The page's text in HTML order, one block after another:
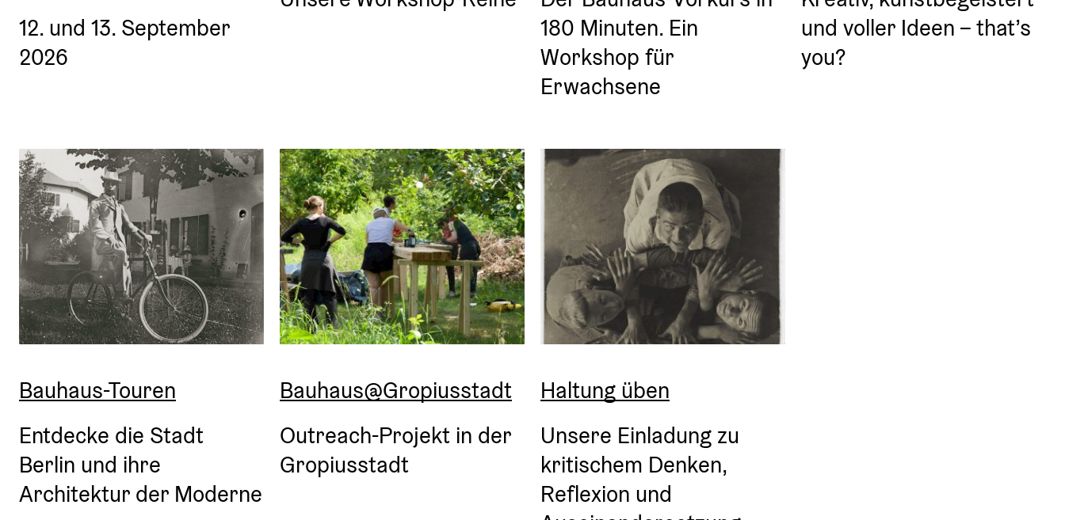
12. und 13. September
2026
180 Minuten. Ein
Workshop für
Erwachsene
und voller Ideen – that’s
you?
Bauhaus-Touren
Entdecke die Stadt
Berlin und ihre
Architektur der Moderne
Bauhaus@Gropiusstadt
Outreach-Projekt in der
Gropiusstadt
Haltung üben
Unsere Einladung zu
kritischem Denken,
Reflexion und